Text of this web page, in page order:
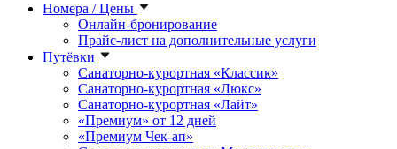
Номера / Цены
Онлайн-бронирование
Прайс-лист на дополнительные услуги
Путёвки
Санаторно-курортная «Классик»
Санаторно-курортная «Люкс»
Санаторно-курортная «Лайт»
«Премиум» от 12 дней
«Премиум Чек-ап»